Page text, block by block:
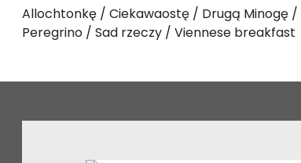
Allochtonkę Ciekawaostę Drugą Minogę
Peregrino
Sad rzeczy Viennese breakfast